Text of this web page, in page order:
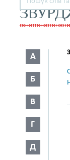
А
Б
В
Г
Д